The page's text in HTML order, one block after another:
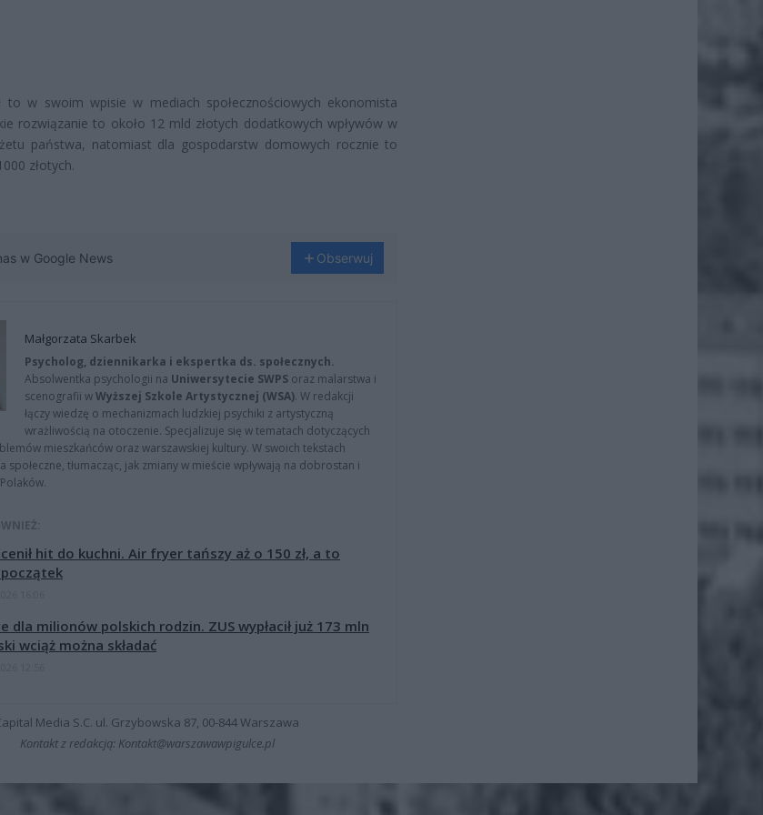
to w swoim wpisie w mediach społecznościowych ekonomista
rozwiązanie to około 12 mld złotych dodatkowych wpływów w
państwa, natomiast dla gospodarstw domowych rocznie to
złotych.
w Google News Obserwuj
Małgorzata Skarbek
Psycholog, dziennikarka i ekspertka ds. społecznych.
Absolwentka psychologii na Uniwersytecie SWPS oraz malarstwa i
scenografii wWyższej Szkole Artystycznej (WSA). W redakcji
łączy wiedzę o mechanizmach ludzkiej psychiki z artystyczną
wrażliwością na otoczenie. Specjalizuje się w tematach dotyczących
mieszkańców oraz warszawskiej kultury. W swoich tekstach
społeczne, tłumacząc, jak zmiany w mieście wpływają na dobrostan i
hit do kuchni. Air fryer tańszy aż o 150 zł, a to
dla milionów polskich rodzin. ZUS wypłacił już 173 mln
wciąż można składać
Media S.C. ul. Grzybowska 87, 00-844 Warszawa
Kontakt z redakcją: Kontakt@warszawawpigulce.pl